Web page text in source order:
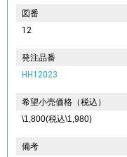
図番
12
発注品番
HH12023
希望小売価格（税込）
\1,800(税込\1,980)
備考